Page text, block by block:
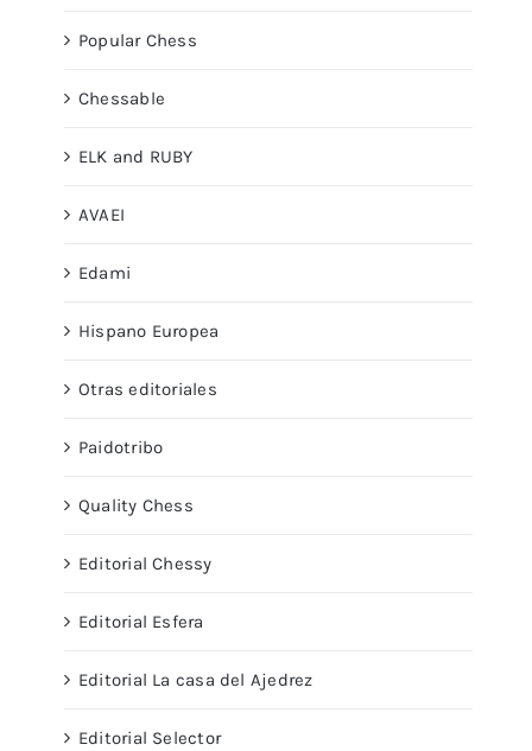
Popular Chess
Chessable
ELK and RUBY
AVAEI
Edami
Hispano Europea
Otras editoriales
Paidotribo
Quality Chess
Editorial Chessy
Editorial Esfera
Editorial La casa del Ajedrez
Editorial Selector